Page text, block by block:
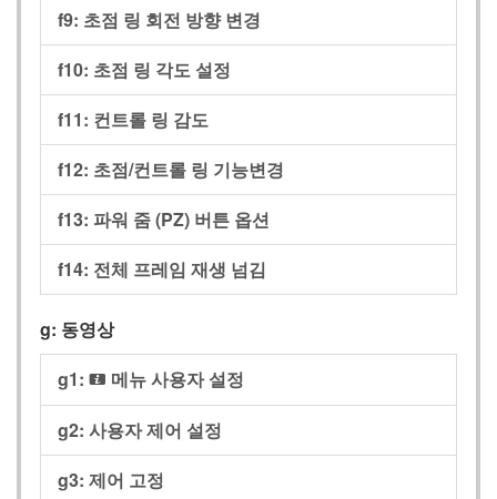
f9: 초점 링 회전 방향 변경
f10: 초점 링 각도 설정
f11: 컨트롤 링 감도
f12: 초점/컨트롤 링 기능변경
f13: 파워 줌 (PZ) 버튼 옵션
f14: 전체 프레임 재생 넘김
g: 동영상
g1: i 메뉴 사용자 설정
g2: 사용자 제어 설정
g3: 제어 고정